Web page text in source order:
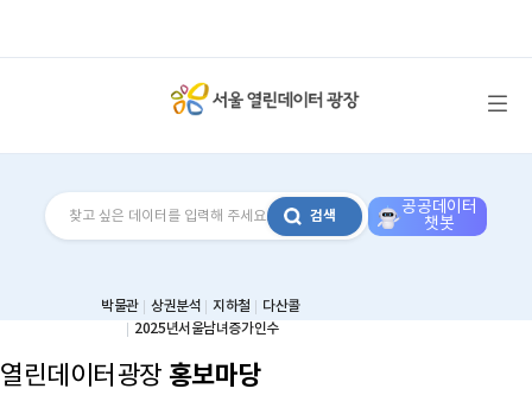
메뉴 열기
검색
박물관 상권분석 지하철
다산콜
2025년서울남녀증가인수
공공데이터
챗봇
열린데이터광장 홍보마당